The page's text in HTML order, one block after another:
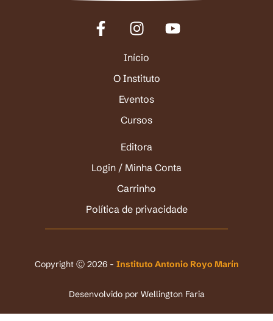
Início
O Instituto
Eventos
Cursos
Editora
Login / Minha Conta
Carrinho
Política de privacidade
Copyright Ⓒ 2026 - Instituto Antonio Royo Marín
Desenvolvido por Wellington Faria